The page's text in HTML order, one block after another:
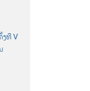
ງທີ V